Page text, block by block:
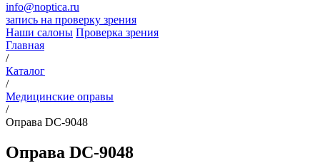
info@noptica.ru
запись на проверку зрения
Наши салоны Проверка зрения
Главная
/
Каталог
/
Медицинские оправы
/
Оправа DC-9048
Оправа DC-9048